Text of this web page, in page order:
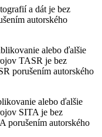
a dát je bez
autorského
alebo ďalšie
TASR je bez
porušením autorského
alebo ďalšie
SITA je bez
porušením autorského